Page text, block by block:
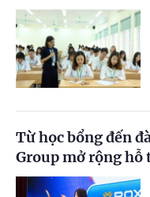
Từ học bổng đến
Group mở rộng hỗ